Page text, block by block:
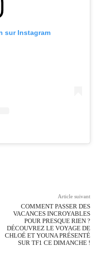
sur Instagram
Article suivant
COMMENT PASSER DES
VACANCES INCROYABLES
POUR PRESQUE RIEN ?
DÉCOUVREZ LE VOYAGE DE
CHLOÉ ET YOUNA PRÉSENTÉ
SUR TF1 CE DIMANCHE !